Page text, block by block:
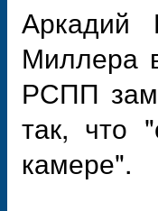
Аркадий
Миллера
РСПП
так, что
камере".